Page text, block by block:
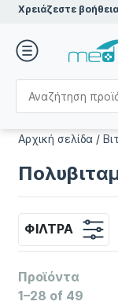
Χρειάζεστε
Αρχική σελίδα /
ΦΊΛΤΡΑ
Προϊόντα
1–28 of 49